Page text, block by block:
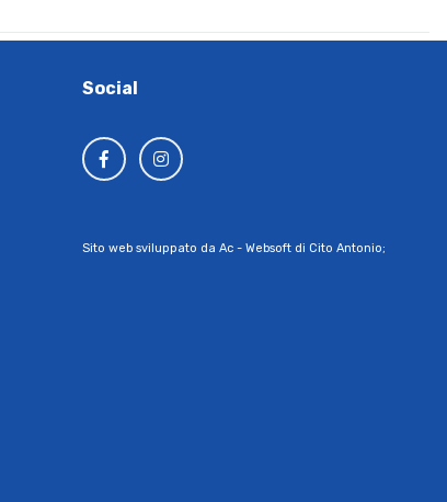
Social
Sito web sviluppato da Ac - Websoft di Cito Antonio;